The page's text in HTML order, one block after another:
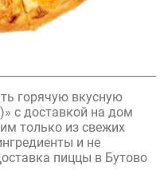
горячую вкусную
с доставкой на дом
только из свежих
и не
пиццы в Бутово